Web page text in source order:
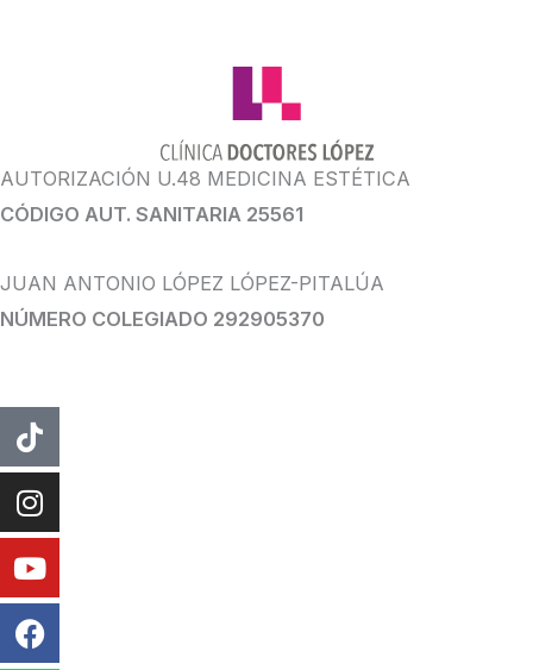
AUTORIZACIÓN U.48 MEDICINA ESTÉTICA
CÓDIGO AUT. SANITARIA 25561
JUAN ANTONIO LÓPEZ LÓPEZ-PITALÚA
NÚMERO COLEGIADO 292905370
Tiktok
Instagram
Youtube
Facebook
Whatsapp